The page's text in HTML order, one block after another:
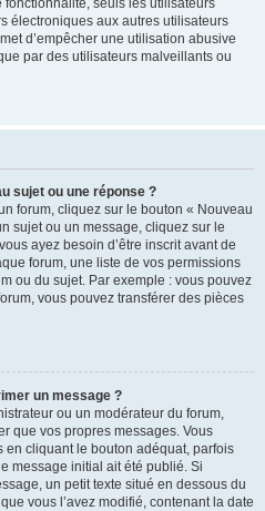
seuls les utilisateurs
électroniques aux autres utilisateurs
d’empêcher une utilisation abusive
par des utilisateurs malveillants ou
sujet ou une réponse ?
forum, cliquez sur le bouton « Nouveau
sujet ou un message, cliquez sur le
ayez besoin d’être inscrit avant de
forum, une liste de vos permissions
ou du sujet. Par exemple : vous pouvez
vous pouvez transférer des pièces
un message ?
ou un modérateur du forum,
que vos propres messages. Vous
cliquant le bouton adéquat, parfois
message initial ait été publié. Si
un petit texte situé en dessous du
vous l’avez modifié, contenant la date